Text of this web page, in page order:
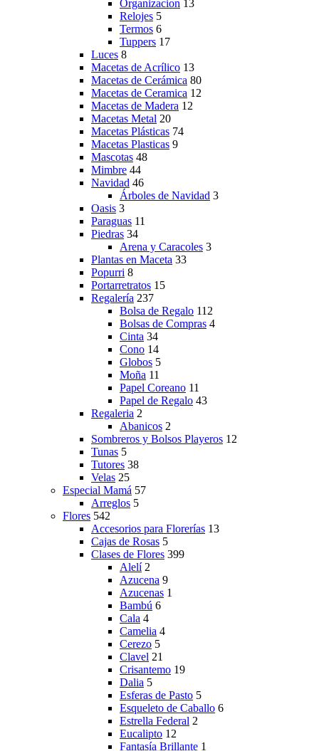
Organizacion 13
Relojes 5
Termos 6
Tuppers 17
Luces 8
Macetas de Acrílico 13
Macetas de Cerámica 80
Macetas de Ceramica 12
Macetas de Madera 12
Macetas Metal 20
Macetas Plásticas 74
Macetas Plasticas 9
Mascotas 48
Mimbre 44
Navidad 46
Árboles de Navidad 3
Oasis 3
Paraguas 11
Piedras 34
Arena y Caracoles 3
Plantas en Maceta 33
Popurri 8
Portarretratos 15
Regalería 237
Bolsa de Regalo 112
Bolsas de Compras 4
Cinta 34
Cono 14
Globos 5
Moña 11
Papel Coreano 11
Papel de Regalo 43
Regaleria 2
Abanicos 2
Sombreros y Bolsos Playeros 12
Tunas 5
Tutores 38
Velas 25
Especial Mamá 57
Arreglos 5
Flores 542
Accesorios para Florerías 13
Cajas de Rosas 5
Clases de Flores 399
Alelí 2
Azucena 9
Azucenas 1
Bambú 6
Cala 4
Camelia 4
Cerezo 5
Clavel 21
Crisantemo 19
Dalia 5
Esferas de Pasto 5
Esqueleto de Caballo 6
Estrella Federal 2
Eucalipto 12
Fantasía Brillante 1